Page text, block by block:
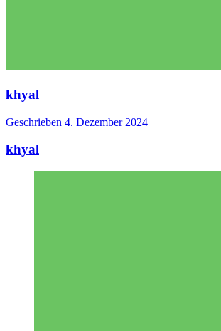
khyal
Geschrieben 4. Dezember 2024
khyal